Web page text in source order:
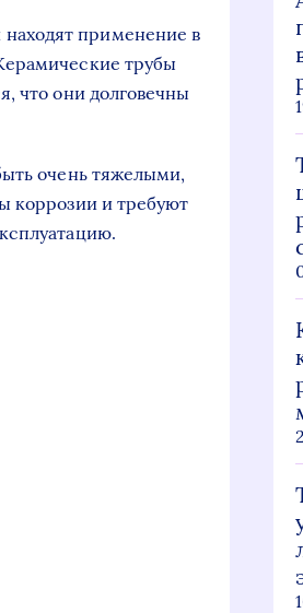
применение в
трубы
что они долговечны
очень тяжелыми,
коррозии и требуют